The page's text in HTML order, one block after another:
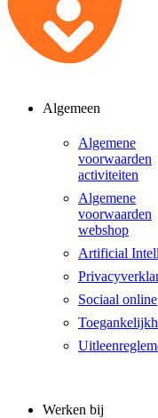
Algemeen
Algemene
voorwaarden
activiteiten
Algemene
voorwaarden
webshop
Artificial
Sociaal online
Werken bij